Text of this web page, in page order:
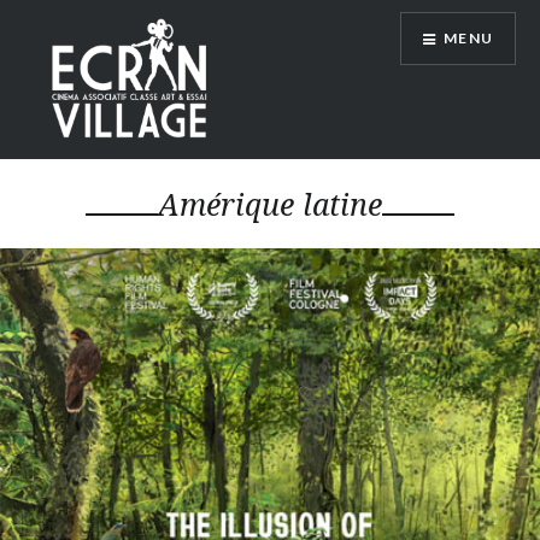
contenu
principal
ÉCRAN VILLAGE
MENU
Amérique latine